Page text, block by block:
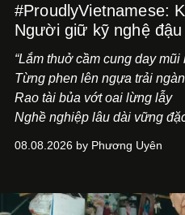
#ProudlyVietnamese:
Người giữ kỹ nghệ
“Lắm thuở cầm cung day mũi
Từng phen lên ngựa trải
Rao tài bủa vớt oai lừng lẫy
Nghề nghiệp lâu dài vững
08.08.2026 by Phương Uyên